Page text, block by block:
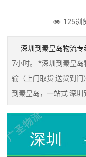
125
深圳到秦皇岛物流专
7小时。 *深圳到秦皇
输（上门取货 送货到
到秦皇岛，一站式 深圳